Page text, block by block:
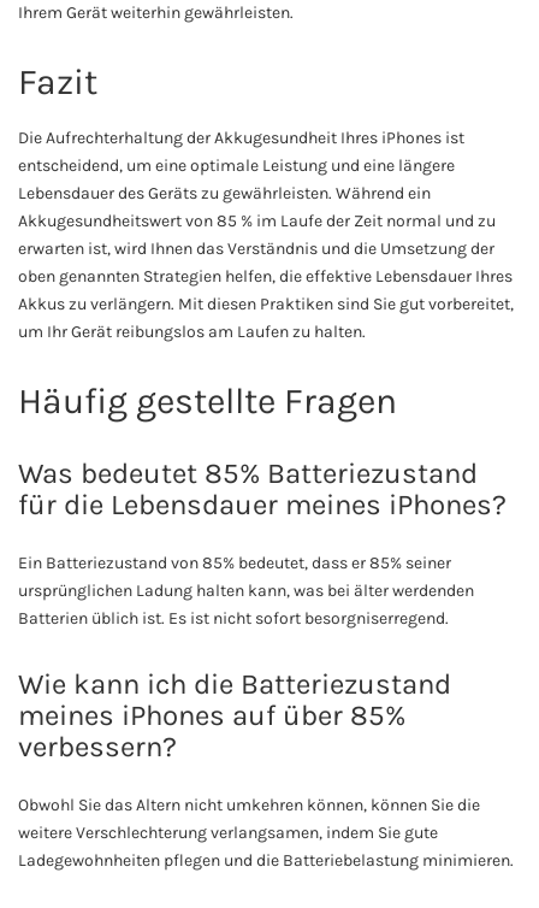
Ihrem Gerät weiterhin gewährleisten.
Fazit
Die Aufrechterhaltung der Akkugesundheit Ihres iPhones ist
entscheidend, um eine optimale Leistung und eine längere
Lebensdauer des Geräts zu gewährleisten. Während ein
Akkugesundheitswert von 85 % im Laufe der Zeit normal und zu
erwarten ist, wird Ihnen das Verständnis und die Umsetzung der
oben genannten Strategien helfen, die effektive Lebensdauer Ihres
Akkus zu verlängern. Mit diesen Praktiken sind Sie gut vorbereitet,
um Ihr Gerät reibungslos am Laufen zu halten.
Häufig gestellte Fragen
Was bedeutet 85% Batteriezustand
für die Lebensdauer meines iPhones?
Ein Batteriezustand von 85% bedeutet, dass er 85% seiner
ursprünglichen Ladung halten kann, was bei älter werdenden
Batterien üblich ist. Es ist nicht sofort besorgniserregend.
Wie kann ich die Batteriezustand
meines iPhones auf über 85%
verbessern?
Obwohl Sie das Altern nicht umkehren können, können Sie die
weitere Verschlechterung verlangsamen, indem Sie gute
Ladegewohnheiten pflegen und die Batteriebelastung minimieren.